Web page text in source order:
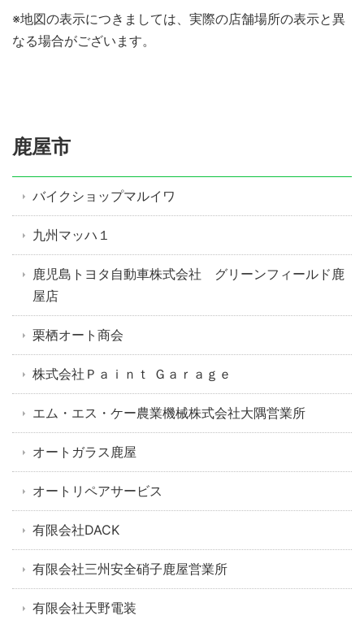
※地図の表示につきましては、実際の店舗場所の表示と異
なる場合がございます。
鹿屋市
バイクショップマルイワ
九州マッハ１
鹿児島トヨタ自動車株式会社 グリーンフィールド鹿
屋店
栗栖オート商会
株式会社Ｐａｉｎｔ Ｇａｒａｇｅ
エム・エス・ケー農業機械株式会社大隅営業所
オートガラス鹿屋
オートリペアサービス
有限会社DACK
有限会社三州安全硝子鹿屋営業所
有限会社天野電装